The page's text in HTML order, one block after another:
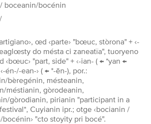
boceanin/bocénin
œd ‹parte› "bœuc, stòrona" + ‹-
do mésta ci zaneatïa", tuoryeno
‹bœuc› "part, side" + ‹-ian- ( ← *yan ←
én-/-ean-› ( ← *-ēn-), por.:
bèregénin, mésteanin,
méstianin, gòrodeanin,
gòrodianin, pirianin "participant in a
Cuyianin ipr.; otge ‹bocianin /
bocénin› "cto stoyity pri bocé".